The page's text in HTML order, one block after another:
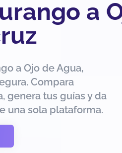
a
a Ojo de Agua,
Compara
genera tus guías y da
una sola plataforma.